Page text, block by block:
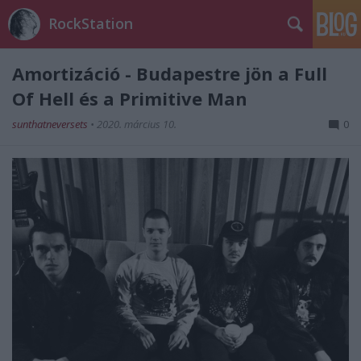
RockStation
Amortizáció - Budapestre jön a Full
Of Hell és a Primitive Man
sunthatneversets • 2020. március 10. 0